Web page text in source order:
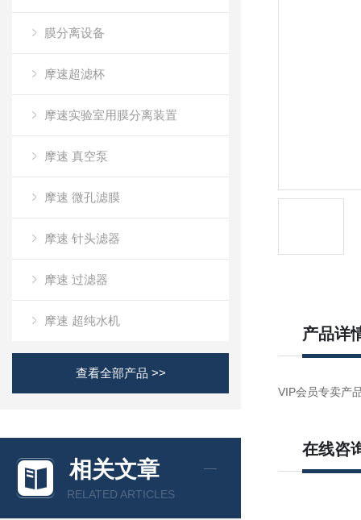
膜分离设备
摩速超滤杯
摩速实验室用膜分离装置
摩速 真空泵
摩速 微孔滤膜
摩速 针头滤器
摩速 过滤器
摩速 超纯水机
查看全部产品 >>
相关文章
RELATED ARTICLES
产品详
VIP会员专卖产
在线咨